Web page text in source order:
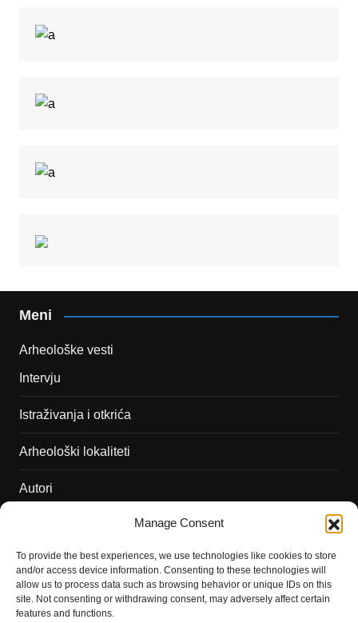
Manage Consent
To provide the best experiences, we use technologies like cookies to store
and/or access device information. Consenting to these technologies will
allow us to process data such as browsing behavior or unique IDs on this
site. Not consenting or withdrawing consent, may adversely affect certain
features and functions.
Meni
Arheološke vesti
Intervju
Istraživanja i otkrića
Arheološki lokaliteti
Autori
Dešavanja
Kontakt
Misija sajta Sve o arheologiji